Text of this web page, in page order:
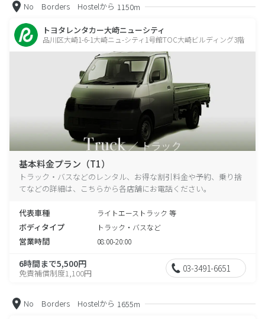
No Borders Hostelから 1150m
トヨタレンタカー大崎ニューシティ
品川区大崎1-6-1大崎ニュ-シティ1号館TOC大崎ビルディング3階
基本料金プラン（T1）
トラック・バスなどのレンタル、お得な割引料金や予約、乗り捨
てなどの詳細は、こちらから各店舗にお電話ください。
代表車種 ライトエーストラック 等
ボディタイプ トラック・バスなど
営業時間 08:00-20:00
6時間まで5,500円
免責補償制度1,100円 03-3491-6651
No Borders Hostelから 1655m